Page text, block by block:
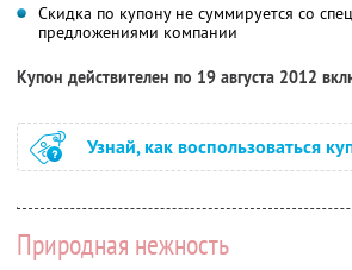
Скидка по купону не суммируется со
предложениями компании
Купон действителен по 19 августа 2012
Узнай, как воспользоваться
Природная нежность